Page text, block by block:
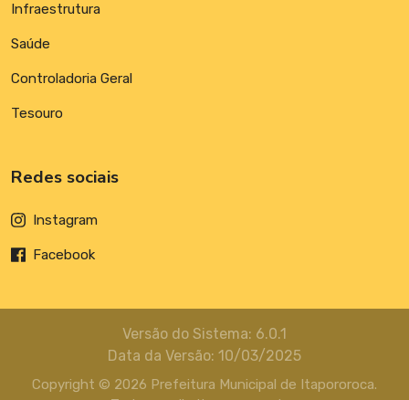
Infraestrutura
Saúde
Controladoria Geral
Tesouro
Redes sociais
Instagram
Facebook
Versão do Sistema: 6.0.1
Data da Versão: 10/03/2025
Copyright © 2026 Prefeitura Municipal de Itapororoca.